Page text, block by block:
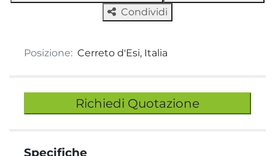
Condividi
Posizione: Cerreto d'Esi, Italia
Richiedi Quotazione
Specifiche